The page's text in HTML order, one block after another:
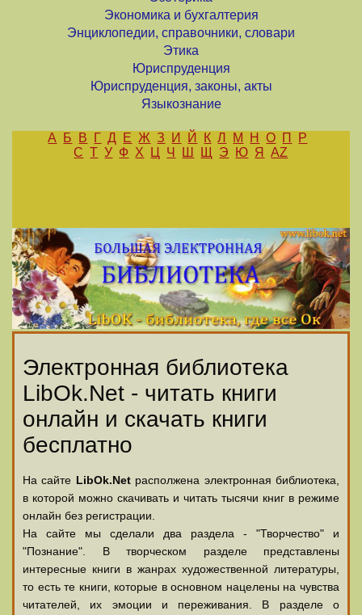
Экономика и бухгалтерия
Энциклопедии, справочники, словари
Этика
Юриспруденция
Юриспруденция, законы, акты
Языкознание
А Б В Г Д Е Ж З И Й К Л М Н О П
Р
С Т У Ф Х Ц Ч Ш Щ Э Ю Я AZ
Электронная библиотека
LibOk.Net - читать книги
онлайн и скачать книги
бесплатно
На сайте LibOk.Netрасполжена электронная библиотека,
в которой можно скачивать и читать тысячи книг в режиме
онлайн без регистрации.
На сайте мы сделали два раздела - "Творчество" и
"Познание". В творческом разделе представлены
интересные книги в жанрах художественной литературы,
то есть те книги, которые в основном нацелены на чувства
читателей, их эмоции и переживания. В разделе о